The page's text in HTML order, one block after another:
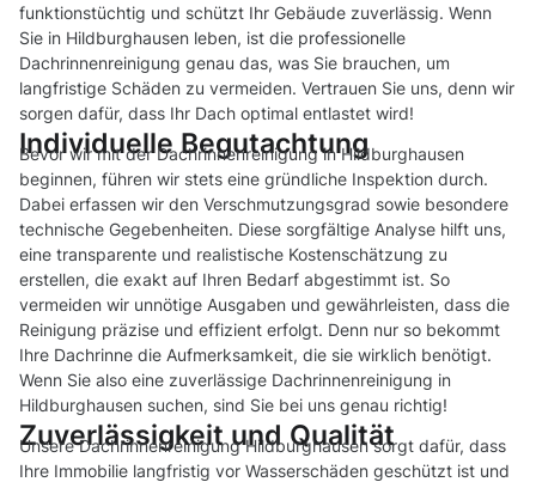
funktionstüchtig und schützt Ihr Gebäude zuverlässig. Wenn
Sie in Hildburghausen leben, ist die professionelle
Dachrinnenreinigung genau das, was Sie brauchen, um
langfristige Schäden zu vermeiden. Vertrauen Sie uns, denn wir
sorgen dafür, dass Ihr Dach optimal entlastet wird!
Individuelle Begutachtung
Bevor wir mit der Dachrinnenreinigung in Hildburghausen
beginnen, führen wir stets eine gründliche Inspektion durch.
Dabei erfassen wir den Verschmutzungsgrad sowie besondere
technische Gegebenheiten. Diese sorgfältige Analyse hilft uns,
eine transparente und realistische Kostenschätzung zu
erstellen, die exakt auf Ihren Bedarf abgestimmt ist. So
vermeiden wir unnötige Ausgaben und gewährleisten, dass die
Reinigung präzise und effizient erfolgt. Denn nur so bekommt
Ihre Dachrinne die Aufmerksamkeit, die sie wirklich benötigt.
Wenn Sie also eine zuverlässige Dachrinnenreinigung in
Hildburghausen suchen, sind Sie bei uns genau richtig!
Zuverlässigkeit und Qualität
Unsere Dachrinnenreinigung Hildburghausen sorgt dafür, dass
Ihre Immobilie langfristig vor Wasserschäden geschützt ist und